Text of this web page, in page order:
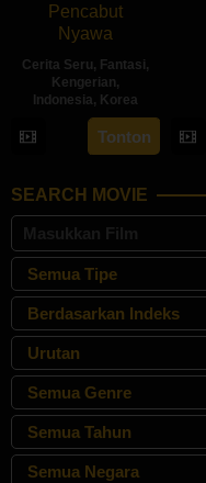
Pencabut
Nyawa
Cerita Seru, Fantasi,
Kengerian,
Indonesia, Korea
22
May
Sidharta
Tata
Tonton
SEARCH MOVIE